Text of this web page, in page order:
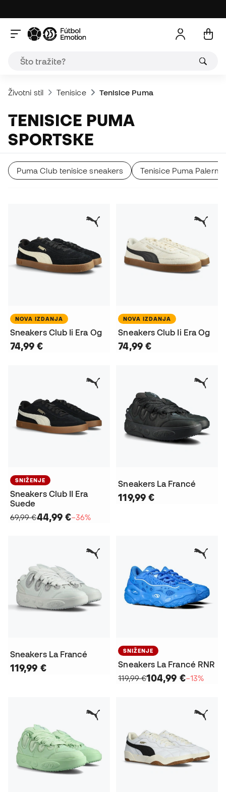
Životni stil Tenisice Tenisice Puma
TENISICE PUMA
SPORTSKE
Puma Club tenisice sneakers Tenisice Puma
NOVA IZDANJA
Sneakers Club Ii Era Og
74,99 €
NOVA IZDANJA
Sneakers Club Ii Era Og
74,99 €
SNIŽENJE
Sneakers Club II Era
Suede
69,99 €44,99 €−36%
Sneakers La Francé
119,99 €
Sneakers La Francé
119,99 €
SNIŽENJE
Sneakers La Francé RNR
119,99 €104,99 €−13%